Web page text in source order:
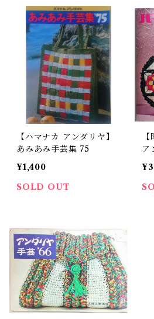
【ハマナカ アンダリヤ】
あみあみ手芸集 75
¥1,400
SOLD OUT
ア